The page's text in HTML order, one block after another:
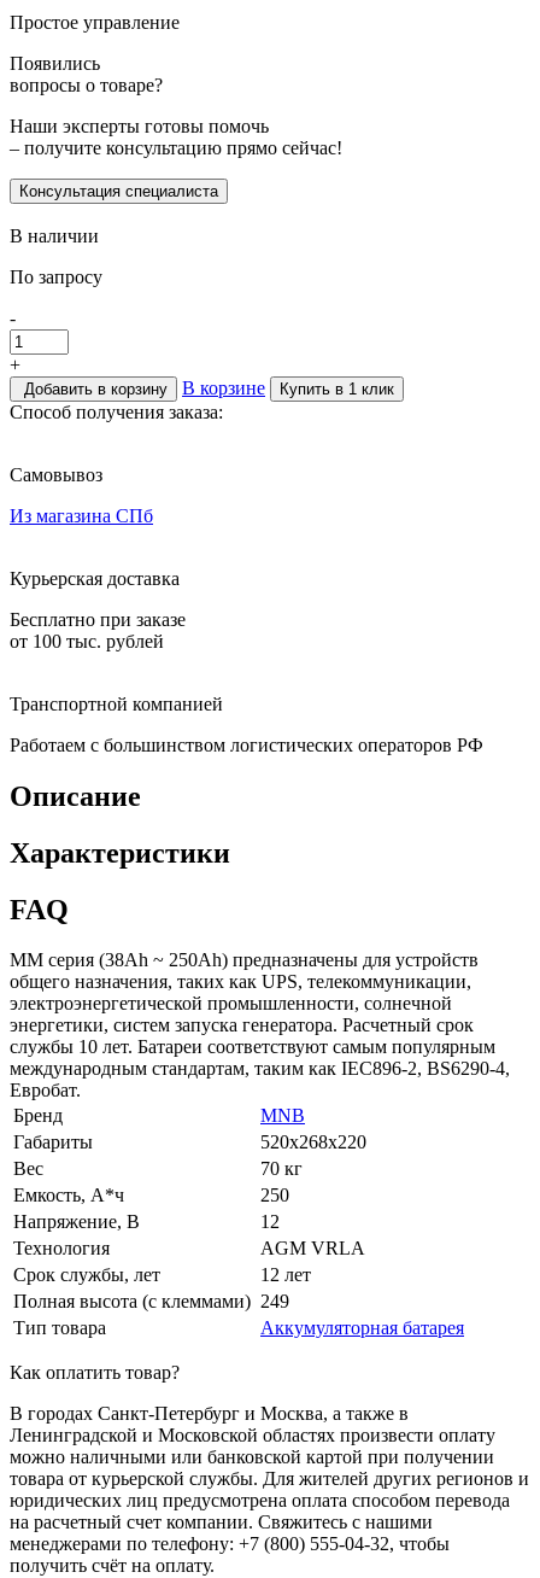
Простое управление
Появились
вопросы о товаре?
Наши эксперты готовы помочь
– получите консультацию прямо сейчас!
Консультация специалиста
В наличии
По запросу
-
+
Добавить в корзину В корзине Купить в 1 клик
Способ получения заказа:
Самовывоз
Из магазина СПб
Курьерская доставка
Бесплатно при заказе
от 100 тыс. рублей
Транспортной компанией
Работаем с большинством логистических операторов РФ
Описание
Характеристики
FAQ
MM серия (38Ah ~ 250Ah) предназначены для устройств
общего назначения, таких как UPS, телекоммуникации,
электроэнергетической промышленности, солнечной
энергетики, систем запуска генератора. Расчетный срок
службы 10 лет. Батареи соответствуют самым популярным
международным стандартам, таким как IEC896-2, BS6290-4,
Евробат.
Бренд
MNB
Габариты
520x268x220
Вес
70 кг
Емкость, А*ч
250
Напряжение, В
12
Технология
AGM VRLA
Срок службы, лет
12 лет
Полная высота (с клеммами) 249
Тип товара
Аккумуляторная батарея
Как оплатить товар?
В городах Санкт-Петербург и Москва, а также в
Ленинградской и Московской областях произвести оплату
можно наличными или банковской картой при получении
товара от курьерской службы. Для жителей других регионов и
юридических лиц предусмотрена оплата способом перевода
на расчетный счет компании. Свяжитесь с нашими
менеджерами по телефону: +7 (800) 555-04-32, чтобы
получить счёт на оплату.